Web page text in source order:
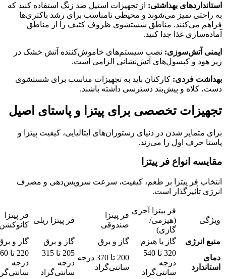
استانداردهای بهداشتی: از تجهیزات استیل ضد زنگ استفاده کنید که
به راحتی تمیز می‌شوند و محیطی نامناسب برای رشد باکتری‌ها
فراهم می‌کنند. مناطق شستشوی ظروف کثیف را از مناطق
آماده‌سازی غذا جدا کنید.
ایمنی آتش‌سوزی: نصب سیستم‌های خاموش‌کننده آتش خشک در
زیر هود و کپسول‌های آتش‌نشانی الزامی است.
بهداشت فردی: کارکنان باید به تجهیزات مناسب برای شستشوی
دست، کلاه و پیش‌بند دسترسی داشته باشند.
تجهیزات تخصصی برای پیتزا و پاستای اصیل
برای متمایز شدن در دنیای رستوران‌های ایتالیایی، کیفیت پیتزا و
پاستا حرف اول را می‌زند.
مقایسه انواع فر پیتزا
انتخاب فر پیتزا بر طعم، کیفیت، سرعت سرویس‌دهی و مصرف
انرژی تأثیرگذار است.
ویژگی
فر پیتزا آجری
(هیزمی/
گازی)
فر پیتزا
صندوقی
فر پیتزا ریلی
فر پیتزا
منبع انرژی
گاز یا هیزم گاز و برق گاز و برق
گاز و
دمای
استاندارد
320 تا 540
درجه
سانتی‌گراد
200 تا 370 درجه
سانتی‌گراد
205 تا 315
درجه
سانتی‌گراد
220
درجه